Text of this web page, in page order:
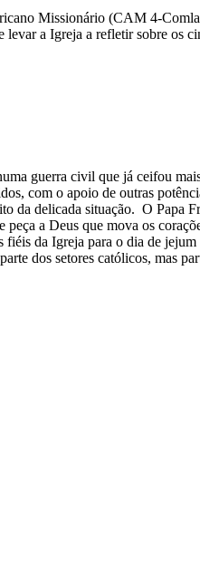
Missionário (CAM 4-
a Igreja a refletir sobre os
guerra civil que já ceifou
com o apoio de outras
da delicada situação. O Papa
a Deus que mova os
da Igreja para o dia de jejum
dos setores católicos, mas